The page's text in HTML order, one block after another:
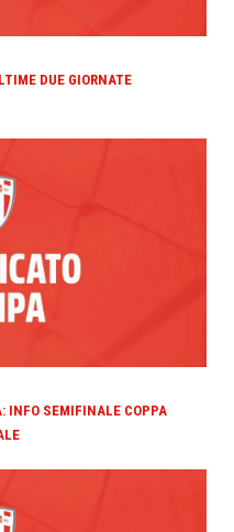
DUE GIORNATE
INFO SEMIFINALE COPPA